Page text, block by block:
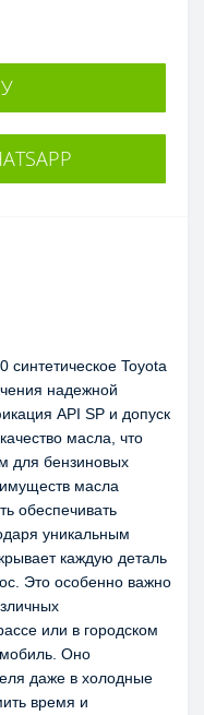
синтетическое Toyota
надежной
API SP и допуск
масла, что
для бензиновых
масла
обеспечивать
уникальным
каждую деталь
Это особенно важно
или в городском
Оно
даже в холодные
время и